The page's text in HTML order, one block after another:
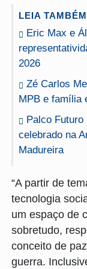
LEIA
Eric Max e
2026
Zé Carlos
MPB e família
Palco
celebrado na
Madureira
“A partir de
tecnologia
um espaço de
sobretudo,
conceito de
guerra.